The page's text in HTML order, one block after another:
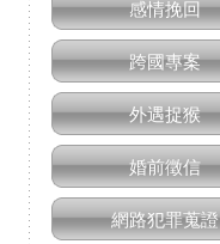
感情挽回
跨國專案
外遇捉猴
婚前徵信
網路犯罪蒐證